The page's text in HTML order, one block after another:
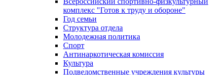
комплекс "Готов к труду и обороне"
Год семьи
Структура отдела
Молодежная политика
Спорт
Антинаркотическая комиссия
Культура
Подведомственные учреждения культуры